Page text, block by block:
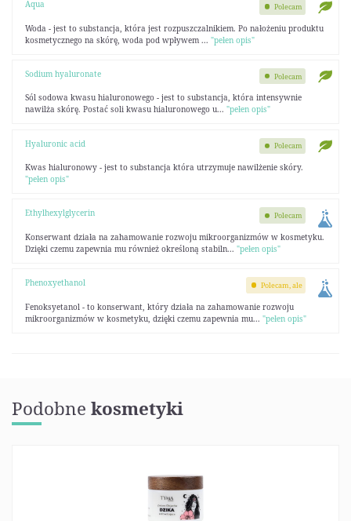
Aqua
Woda - jest to substancja, która jest rozpuszczalnikiem. Po nałożeniu produktu
kosmetycznego na skórę, woda pod wpływem ... "pełen opis"
Polecam
Sodium hyaluronate
Sól sodowa kwasu hialuronowego - jest to substancja, która intensywnie
nawilża skórę. Postać soli kwasu hialuronowego u... "pełen opis"
Polecam
Hyaluronic acid
Kwas hialuronowy - jest to substancja która utrzymuje nawilżenie skóry.
"pełen opis"
Polecam
Ethylhexylglycerin
Konserwant działa na zahamowanie rozwoju mikroorganizmów w kosmetyku.
Dzięki czemu zapewnia mu również określoną stabiln... "pełen opis"
Polecam
Phenoxyethanol
Fenoksyetanol - to konserwant, który działa na zahamowanie rozwoju
mikroorganizmów w kosmetyku, dzięki czemu zapewnia mu... "pełen opis"
Polecam, ale
Podobne kosmetyki